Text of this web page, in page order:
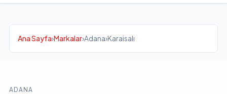
Ana Sayfa›Markalar›Adana›Karaisalı
ADANA